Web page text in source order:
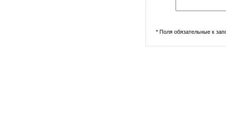
* Поля обязательные к